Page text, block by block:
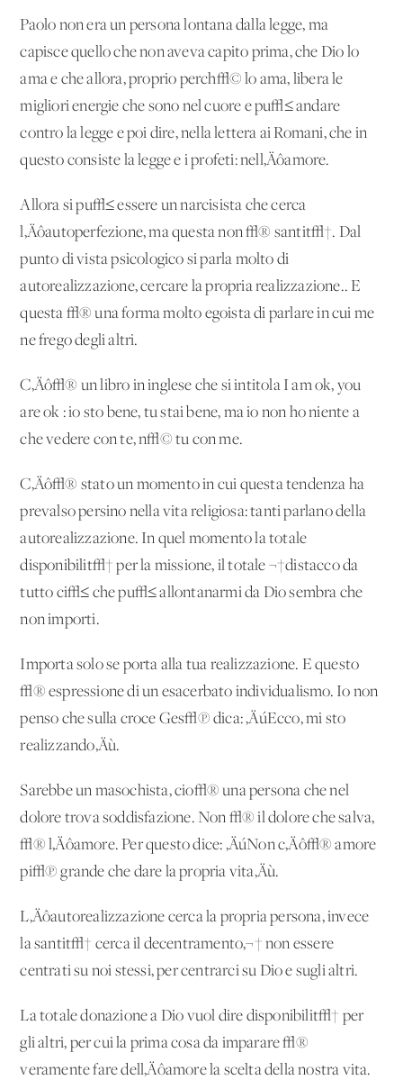
Paolo non era un persona lontana dalla legge, ma
capisce quello che non aveva capito prima, che Dio lo
ama e che allora, proprio perch√© lo ama, libera le
migliori energie che sono nel cuore e pu√≤ andare
contro la legge e poi dire, nella lettera ai Romani, che in
questo consiste la legge e i profeti: nell‚Äôamore.
Allora si pu√≤ essere un narcisista che cerca
l‚Äôautoperfezione, ma questa non √® santit√†. Dal
punto di vista psicologico si parla molto di
autorealizzazione, cercare la propria realizzazione.. E
questa √® una forma molto egoista di parlare in cui me
ne frego degli altri.
C‚Äô√® un libro in inglese che si intitola I am ok, you
are ok : io sto bene, tu stai bene, ma io non ho niente a
che vedere con te, n√© tu con me.
C‚Äô√® stato un momento in cui questa tendenza ha
prevalso persino nella vita religiosa: tanti parlano della
autorealizzazione. In quel momento la totale
disponibilit√† per la missione, il totale ¬†distacco da
tutto ci√≤ che pu√≤ allontanarmi da Dio sembra che
non importi.
Importa solo se porta alla tua realizzazione. E questo
√® espressione di un esacerbato individualismo. Io non
penso che sulla croce Ges√π dica: ‚ÄúEcco, mi sto
realizzando‚Äù.
Sarebbe un masochista, cio√® una persona che nel
dolore trova soddisfazione. Non √® il dolore che salva,
√® l‚Äôamore. Per questo dice: ‚ÄúNon c‚Äô√® amore
pi√π grande che dare la propria vita‚Äù.
L‚Äôautorealizzazione cerca la propria persona, invece
la santit√† cerca il decentramento,¬† non essere
centrati su noi stessi, per centrarci su Dio e sugli altri.
La totale donazione a Dio vuol dire disponibilit√† per
gli altri, per cui la prima cosa da imparare √®
veramente fare dell‚Äôamore la scelta della nostra vita.